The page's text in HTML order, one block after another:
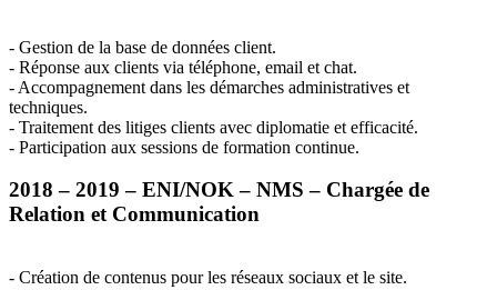
- Gestion de la base de données client.
- Réponse aux clients via téléphone, email et chat.
- Accompagnement dans les démarches administratives et
techniques.
- Traitement des litiges clients avec diplomatie et efficacité.
- Participation aux sessions de formation continue.
2018 – 2019 – ENI/NOK– NMS – Chargée de
Relation et Communication
- Création de contenus pour les réseaux sociaux et le site.